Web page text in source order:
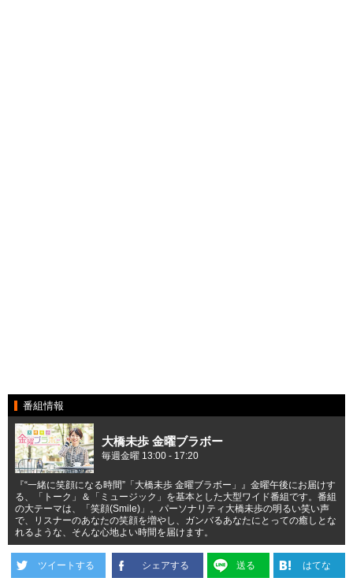
番組情報
大橋未歩 金曜ブラボー
毎週金曜 13:00 - 17:20
『“一緒に笑顔になる時間”「大橋未歩 金曜ブラボー」』金曜午後にお届けす
る、「トーク」＆「ミュージック」を基本とした大型ワイド番組です。番組
の大テーマは、「笑顔(Smile)」。パーソナリティ大橋未歩の明るい笑い声
で、リスナーのあなたの笑顔を増やし、ガンバるあなたにとっての癒しとな
れるような、そんな心地よい時間を届けます。
ツイートする シェアする 送る はてな